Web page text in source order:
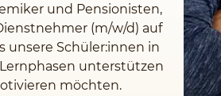
und Pensionisten,
(m/w/d) auf
unsere Schüler:innen in
unterstützen
möchten.